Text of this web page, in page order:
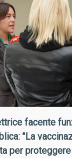
facente
"La
per